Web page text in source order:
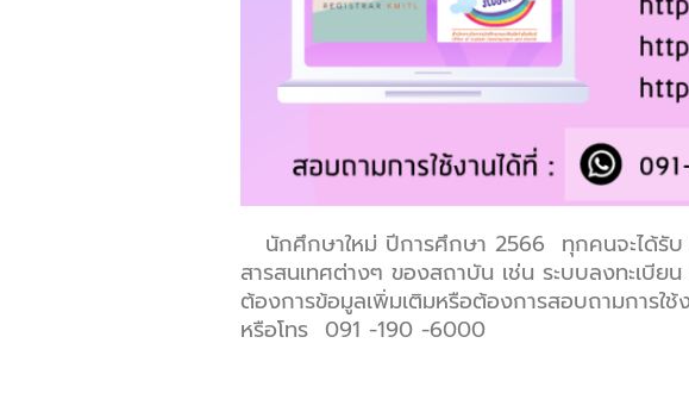
นักศึกษาใหม่ ปีการศึกษา 2566 ทุกคนจะได้รั
สารสนเทศต่างๆ ของสถาบัน เช่น ระบบลงทะเบี
ต้องการข้อมูลเพิ่มเติมหรือต้องการสอบถามการใ
หรือโทร 091 -190 -6000